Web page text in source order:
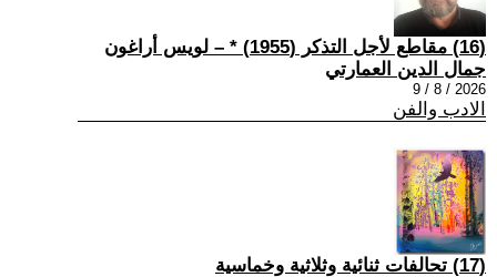
(16) مقاطع لأجل التذكر (1955) * – لويس أراغون
جمال الدين العمارتي
2026 / 8 / 9
الادب والفن
(17) تحالفات ثنائية وثلاثية وخماسية